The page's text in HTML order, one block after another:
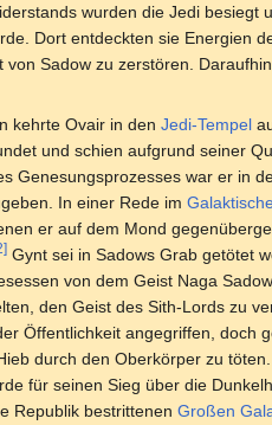
wurden die Jedi besiegt
Dort entdeckten sie Energien
Sadow zu zerstören.
kehrte Ovair in den Jedi-Tempel
und schien aufgrund seiner
Genesungsprozesses war er in
In einer Rede im
er auf dem Mond
Gynt sei in Sadows Grab getötet
von dem Geist Naga
den Geist des Sith-Lords zu
Öffentlichkeit angegriffen, doch
durch den Oberkörper zu
für seinen Sieg über die
Republik bestrittenen Großen